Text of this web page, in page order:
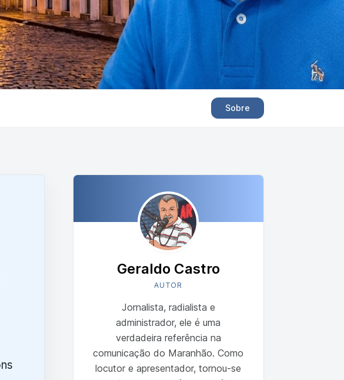
Sobre
Geraldo Castro
AUTOR
Jornalista, radialista e
administrador, ele é uma
verdadeira referência na
comunicação do Maranhão. Como
locutor e apresentador, tornou-se